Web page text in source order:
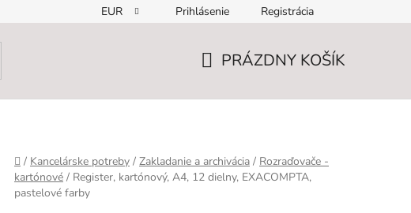
EUR Prihlásenie Registrácia
PRÁZDNY KOŠÍK
Domov
/ Kancelárske potreby / Zakladanie a archivácia / Rozraďovače -
kartónové / Register, kartónový, A4, 12 dielny, EXACOMPTA,
pastelové farby